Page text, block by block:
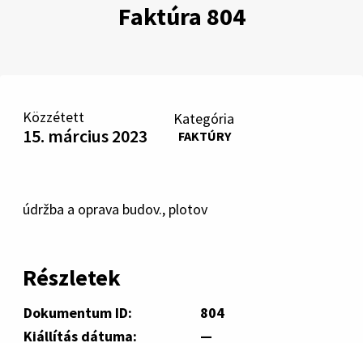
Faktúra 804
Közzétett
15. március 2023
Kategória
FAKTÚRY
údržba a oprava budov., plotov
Részletek
Dokumentum ID:
804
Kiállítás dátuma:
—